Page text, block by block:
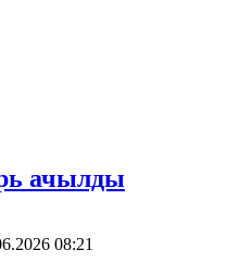
ачылды
08:21